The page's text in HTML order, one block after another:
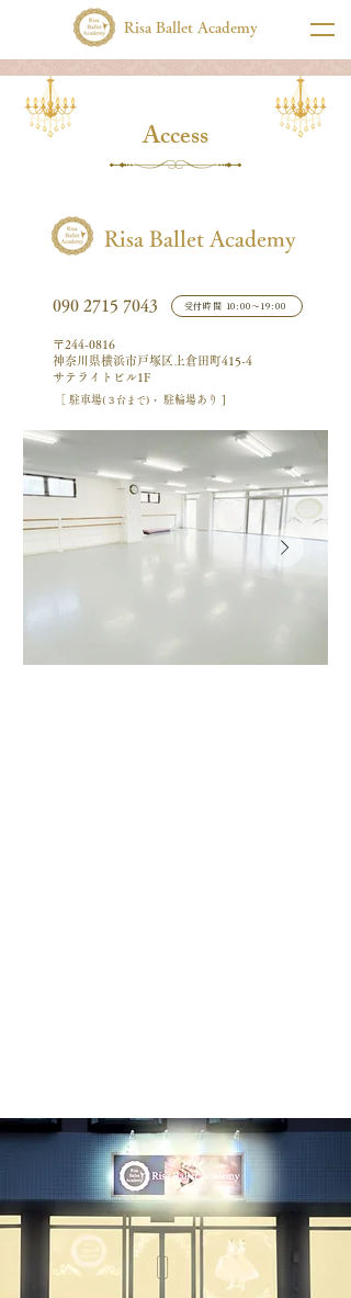
Risa Ballet Academy
Access
Risa Ballet Academy
090 2715 7043 受付時間 10:00〜19:00
〒244-0816
神奈川県横浜市戸塚区上倉田町415-4
サテライトビル1F
［ 駐車場(３台まで)・ 駐輪場あり ]